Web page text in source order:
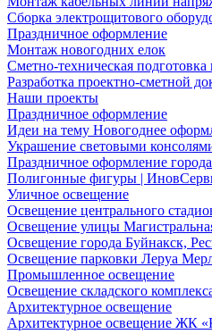
Сборка электрощитового
Праздничное оформление
Монтаж новогодних елок
Сметно-техническая подготовка
Разработка проектно-сметной
Наши проекты
Праздничное оформление
Идеи на тему Новогоднее
Украшение световыми
Праздничное оформление
Полигонные фигуры |
Уличное освещение
Освещение центрального
Освещение улицы
Освещение города Буйнакск,
Освещение парковки Леруа
Промышленное освещение
Освещение складского
Архитектурное освещение
Архитектурное освещение ЖК